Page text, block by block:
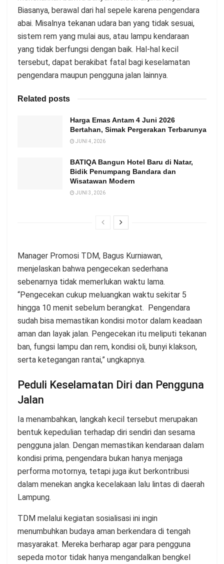
Biasanya, berawal dari hal sepele karena pengendara
abai. Misalnya tekanan udara ban yang tidak sesuai,
sistem rem yang mulai aus, atau lampu kendaraan
yang tidak berfungsi dengan baik. Hal-hal kecil
tersebut, dapat berakibat fatal bagi keselamatan
pengendara maupun pengguna jalan lainnya.
Related posts
Harga Emas Antam 4 Juni 2026
Bertahan, Simak Pergerakan Terbarunya
JUNI 4, 2026
BATIQA Bangun Hotel Baru di Natar,
Bidik Penumpang Bandara dan
Wisatawan Modern
JUNI 3, 2026
Manager Promosi TDM, Bagus Kurniawan,
menjelaskan bahwa pengecekan sederhana
sebenarnya tidak memerlukan waktu lama.
“Pengecekan cukup meluangkan waktu sekitar 5
hingga 10 menit sebelum berangkat. Pengendara
sudah bisa memastikan kondisi motor dalam keadaan
aman dan layak jalan. Pengecekan itu meliputi tekanan
ban, fungsi lampu dan rem, kondisi oli, bunyi klakson,
serta ketegangan rantai,” ungkapnya.
Peduli Keselamatan Diri dan Pengguna
Jalan
Ia menambahkan, langkah kecil tersebut merupakan
bentuk kepedulian terhadap diri sendiri dan sesama
pengguna jalan. Dengan memastikan kendaraan dalam
kondisi prima, pengendara bukan hanya menjaga
performa motornya, tetapi juga ikut berkontribusi
dalam menekan angka kecelakaan lalu lintas di daerah
Lampung.
TDM melalui kegiatan sosialisasi ini ingin
menumbuhkan budaya aman berkendara di tengah
masyarakat. Mereka berharap agar para pengguna
sepeda motor tidak hanya mengandalkan bengkel